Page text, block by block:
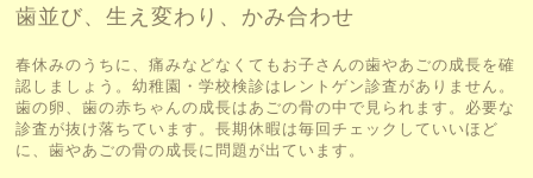
歯並び、生え変わり、かみ合わせ
春休みのうちに、痛みなどなくてもお子さんの歯やあごの成長を確
認しましょう。幼稚園・学校検診はレントゲン診査がありません。
歯の卵、歯の赤ちゃんの成長はあごの骨の中で見られます。必要な
診査が抜け落ちています。長期休暇は毎回チェックしていいほど
に、歯やあごの骨の成長に問題が出ています。